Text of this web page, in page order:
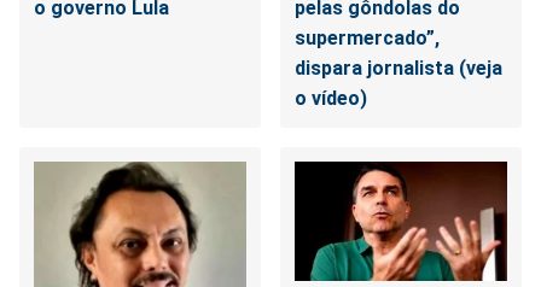
o governo Lula
pelas gôndolas do
supermercado”,
dispara jornalista (veja
o vídeo)